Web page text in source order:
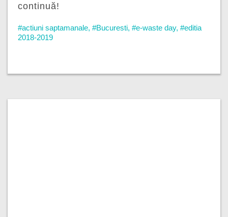
continuă!
#actiuni saptamanale, #Bucuresti, #e-waste day, #editia
2018-2019